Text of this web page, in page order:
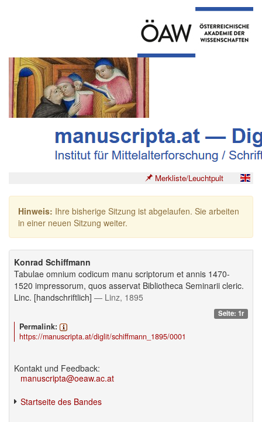
Merkliste/Leuchtpult
Hinweis: Ihre bisherige Sitzung ist abgelaufen. Sie arbeiten
in einer neuen Sitzung weiter.
Konrad Schiffmann
Tabulae omnium codicum manu scriptorum et annis 1470-
1520 impressorum, quos asservat Bibliotheca Seminarii cleric.
Linc. [handschriftlich] — Linz, 1895
Seite: 1r
Permalink:
https://manuscripta.at/diglit/schiffmann_1895/0001
Kontakt und Feedback:
manuscripta@oeaw.ac.at
Startseite des Bandes